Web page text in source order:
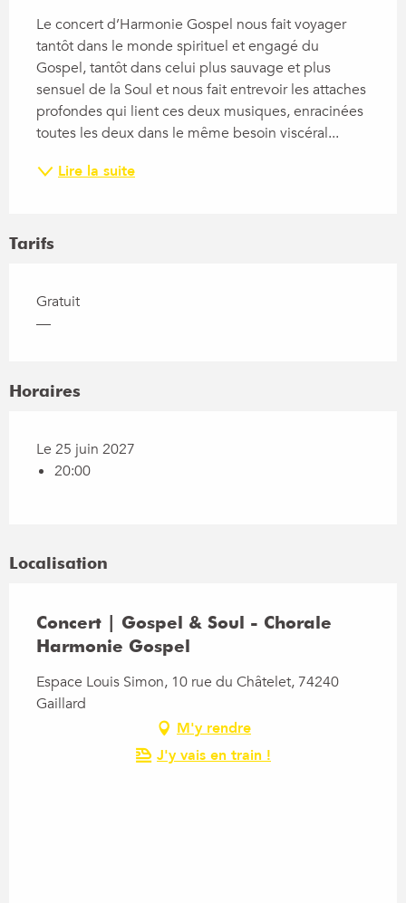
Le concert d’Harmonie Gospel nous fait voyager
tantôt dans le monde spirituel et engagé du
Gospel, tantôt dans celui plus sauvage et plus
sensuel de la Soul et nous fait entrevoir les attaches
profondes qui lient ces deux musiques, enracinées
toutes les deux dans le même besoin viscéral...
Lire la suite
Tarifs
Gratuit
—
Horaires
Le 25 juin 2027
20:00
Localisation
Concert | Gospel & Soul - Chorale
Harmonie Gospel
Espace Louis Simon, 10 rue du Châtelet, 74240
Gaillard
M'y rendre
J'y vais en train !